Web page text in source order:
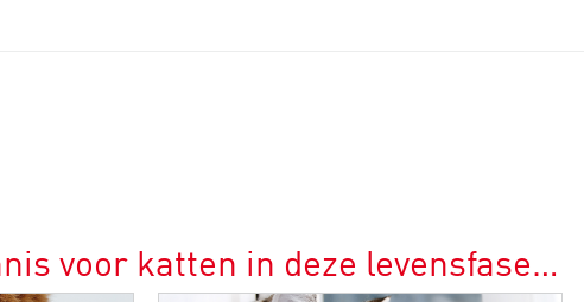
voor katten in deze levensfase…